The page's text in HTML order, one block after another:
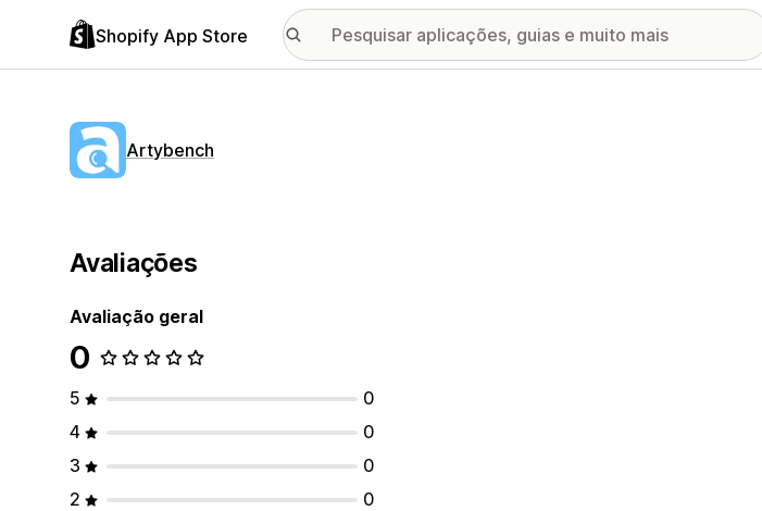
Shopify App Store
Artybench
Avaliações
Avaliação geral
0
5
0
4
0
3
0
2
0